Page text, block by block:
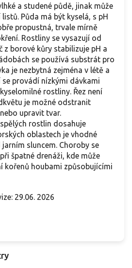
a studené půdě, jinak může
Půda má být kyselá, s pH
propustná, trvale mírně
Rostliny se vysazují od
z borové kůry stabilizuje pH a
se používá substrát pro
je nezbytná zejména v létě a
se provádí nízkými dávkami
rostliny. Řez není
je možné odstranit
upravit tvar.
rostlin dosahuje
oblastech je vhodné
sluncem. Choroby se
špatné drenáži, kde může
kořenů houbami způsobujícími
29.06. 2026